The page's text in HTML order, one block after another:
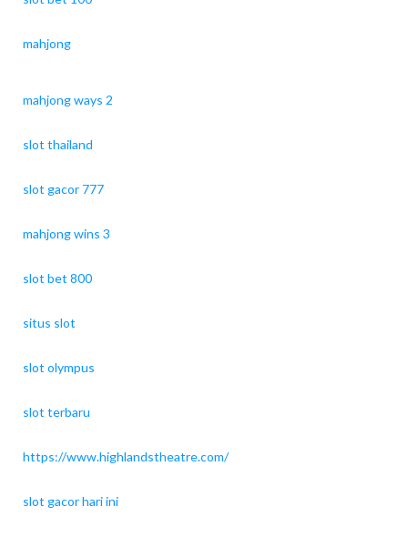
mahjong
mahjong ways 2
slot thailand
slot gacor 777
mahjong wins 3
slot bet 800
situs slot
slot olympus
slot terbaru
https://www.highlandstheatre.com/
slot gacor hari ini